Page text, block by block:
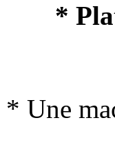
*
* Une